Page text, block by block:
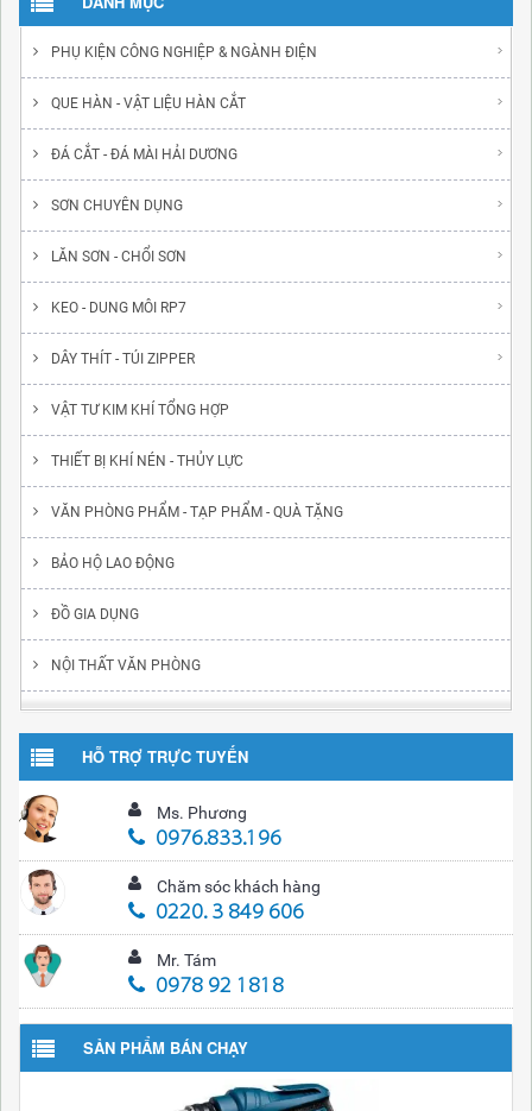
PHỤ KIỆN CÔNG NGHIỆP & NGÀNH ĐIỆN
QUE HÀN - VẬT LIỆU HÀN CẮT
ĐÁ CẮT - ĐÁ MÀI HẢI DƯƠNG
SƠN CHUYÊN DỤNG
LĂN SƠN - CHỔI SƠN
KEO - DUNG MÔI RP7
DÂY THÍT - TÚI ZIPPER
VẬT TƯ KIM KHÍ TỔNG HỢP
THIẾT BỊ KHÍ NÉN - THỦY LỰC
VĂN PHÒNG PHẨM - TẠP PHẨM - QUÀ TẶNG
BẢO HỘ LAO ĐỘNG
ĐỒ GIA DỤNG
NỘI THẤT VĂN PHÒNG
HỖ TRỢ TRỰC TUYẾN
Ms. Phương
0976.833.196
Chăm sóc khách hàng
0220. 3 849 606
Mr. Tám
0978 92 1818
SẢN PHẨM BÁN CHẠY